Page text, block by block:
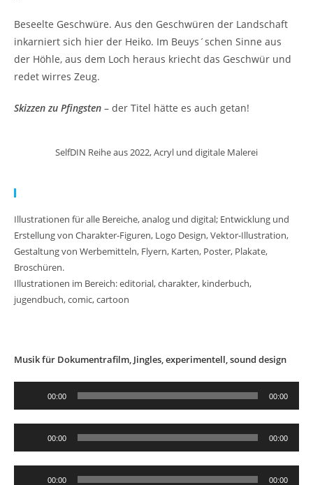
Beseelte Geschwüre. Aus den Geschwüren der Landschaft
inkarniert sich hier der Heiko. Im Beuys´schen Sinne aus
der Höhle, aus dem Loch heraus kriecht das Geschwür und
redet wirres Zeug.
Skizzen zu Pfingsten – der Titel hätte es auch getan!
SelfDIN Reihe aus 2022, Acryl und digitale Malerei
Illustrationen für alle Bereiche, analog und digital; Entwicklung und
Erstellung von Charakter-Figuren, Logo Design, Vektor-Illustration,
Gestaltung von Werbemitteln, Flyern, Karten, Poster, Plakate,
Broschüren.
Illustrationen im Bereich: editorial, charakter, kinderbuch,
jugendbuch, comic, cartoon
Musik für Dokumentrafilm, Jingles, experimentell, sound design
00:00 00:00
00:00 00:00
00:00 00:00